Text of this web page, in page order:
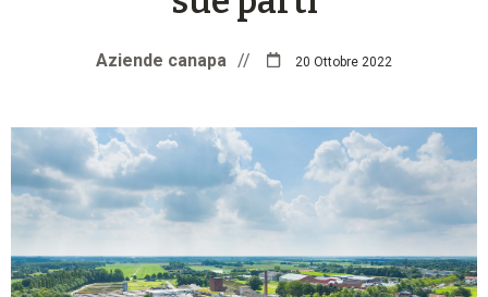
Aziende canapa // 20 Ottobre 2022